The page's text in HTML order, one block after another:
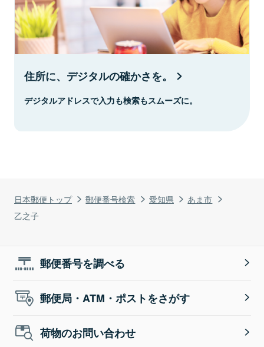
日本郵便トップ 郵便番号検索 愛知県
あま市
乙之子
住所に、デジタルの確かさを。
デジタルアドレスで入力も検索もスムーズに。
郵便番号を調べる
郵便局・ATM・ポストをさがす
荷物のお問い合わせ